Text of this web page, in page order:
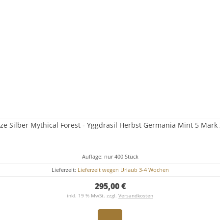
Silber Mythical Forest - Yggdrasil Herbst Germania Mint 5 Mark
Auflage: nur 400 Stück
Lieferzeit: Lieferzeit wegen Urlaub 3-4 Wochen
295,00 €
inkl. 19 % MwSt. zzgl. Versandkosten